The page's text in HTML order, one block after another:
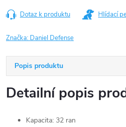
Dotaz k produktu Hlídací
Značka: Daniel Defense
Popis produktu
Detailní popis
Kapacita: 32 ran